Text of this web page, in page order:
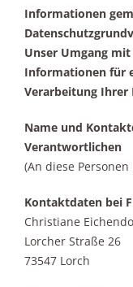
Informationen
Unser Umgang
Informationen für
Verarbeitung Ihrer
Name und
Verantwortlichen
(An diese
Kontaktdaten bei
Christiane
Lorcher Straße 26
73547 Lorch